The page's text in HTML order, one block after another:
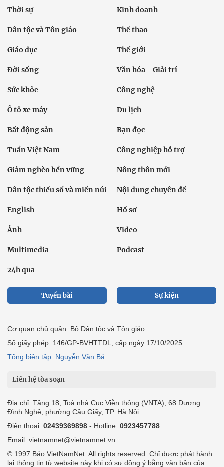
Thời sự Kinh doanh
Dân tộc và Tôn giáo Thể thao
Giáo dục Thế giới
Đời sống Văn hóa - Giải trí
Sức khỏe Công nghệ
Ô tô xe máy Du lịch
Bất động sản Bạn đọc
Tuần Việt Nam Công nghiệp hỗ trợ
Giảm nghèo bền vững Nông thôn mới
Dân tộc thiểu số và miền núi Nội dung chuyên đề
English Hồ sơ
Ảnh Video
Multimedia Podcast
24h qua
Tuyến bài Sự kiện
Cơ quan chủ quản: Bộ Dân tộc và Tôn giáo
Số giấy phép: 146/GP-BVHTTDL, cấp ngày 17/10/2025
Tổng biên tập: Nguyễn Văn Bá
Liên hệ tòa soạn
Địa chỉ: Tầng 18, Toà nhà Cục Viễn thông (VNTA), 68 Dương
Đình Nghệ, phường Cầu Giấy, TP. Hà Nội.
Điện thoại: 02439369898 - Hotline: 0923457788
Email: vietnamnet@vietnamnet.vn
© 1997 Báo VietNamNet. All rights reserved. Chỉ được phát hành
lại thông tin từ website này khi có sự đồng ý bằng văn bản của